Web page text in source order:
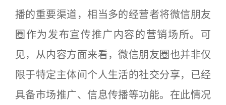
播的重要渠道，相当多的经营者将微信朋友
圈作为发布宣传推广内容的营销场所。可
见，从内容方面来看，微信朋友圈也并非仅
限于特定主体间个人生活的社交分享，已经
具备市场推广、信息传播等功能。在此情况